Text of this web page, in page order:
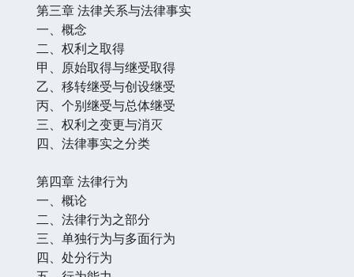
第三章 法律关系与法律事实
一、概念
二、权利之取得
甲、原始取得与继受取得
乙、移转继受与创设继受
丙、个别继受与总体继受
三、权利之变更与消灭
四、法律事实之分类
第四章 法律行为
一、概论
二、法律行为之部分
三、单独行为与多面行为
四、处分行为